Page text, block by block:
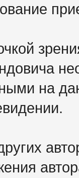
на